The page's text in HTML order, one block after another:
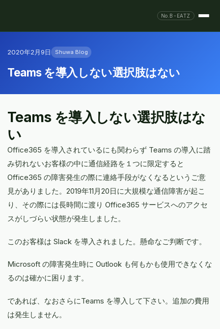
No.B-EATZ
2020年2月9日 Shuwa Blog
Teams を導入しない選択肢はない
Teams を導入しない選択肢はな
い
Office365 を導入されているにも関わらず Teams の導入に踏
み切れないお客様の中に通信経路を１つに限定すると
Office365 の障害発生の際に連絡手段がなくなるというご意
見がありました。2019年11月20日に大規模な通信障害が起こ
り、その際には長時間に渡り Office365 サービスへのアクセ
スがしづらい状態が発生しました。
このお客様は Slack を導入されました。懸命なご判断です。
Microsoft の障害発生時に Outlook も何もかも使用できなくな
るのは確かに困ります。
であれば、なおさらにTeams を導入して下さい。追加の費用
は発生しません。